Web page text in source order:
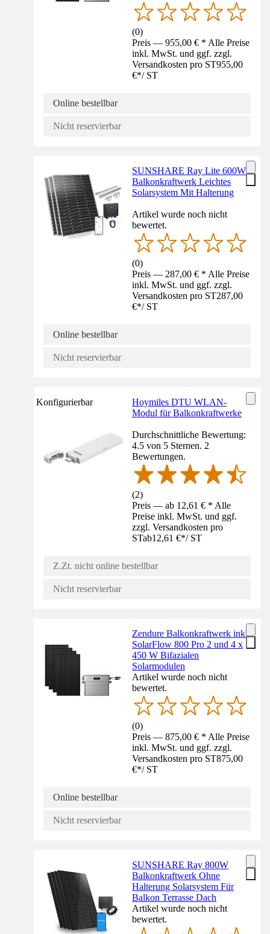
(0)
Preis — 955,00 € * Alle Preise
inkl. MwSt. und ggf. zzgl.
Versandkosten pro ST955,00
€*/ ST
Online bestellbar
Nicht reservierbar
SUNSHARE Ray Lite 600W
Balkonkraftwerk Leichtes
Solarsystem Mit Halterung
Artikel wurde noch nicht
bewertet.
(0)
Preis — 287,00 € * Alle Preise
inkl. MwSt. und ggf. zzgl.
Versandkosten pro ST287,00
€*/ ST
Online bestellbar
Nicht reservierbar
Konfigurierbar
Hoymiles DTU WLAN-
Modul für Balkonkraftwerke
Durchschnittliche Bewertung:
4.5 von 5 Sternen. 2
Bewertungen.
(2)
Preis — ab 12,61 € * Alle
Preise inkl. MwSt. und ggf.
zzgl. Versandkosten pro
STab12,61 €*/ ST
Z.Zt. nicht online bestellbar
Nicht reservierbar
Zendure Balkonkraftwerk inkl.
SolarFlow 800 Pro 2 und 4 x
450 W Bifazialen
Solarmodulen
Artikel wurde noch nicht
bewertet.
(0)
Preis — 875,00 € * Alle Preise
inkl. MwSt. und ggf. zzgl.
Versandkosten pro ST875,00
€*/ ST
Online bestellbar
Nicht reservierbar
SUNSHARE Ray 800W
Balkonkraftwerk Ohne
Halterung Solarsystem Für
Balkon Terrasse Dach
Artikel wurde noch nicht
bewertet.